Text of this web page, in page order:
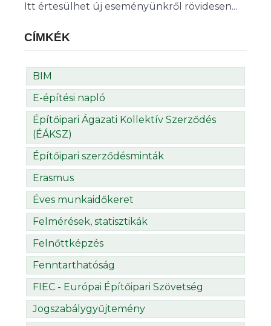
Itt értesülhet új eseményünkről rövidesen...
CÍMKÉK
BIM
E-építési napló
Építőipari Ágazati Kollektív Szerződés
(ÉÁKSZ)
Építőipari szerződésminták
Erasmus
Éves munkaidőkeret
Felmérések, statisztikák
Felnőttképzés
Fenntarthatóság
FIEC - Európai Építőipari Szövetség
Jogszabálygyűjtemény